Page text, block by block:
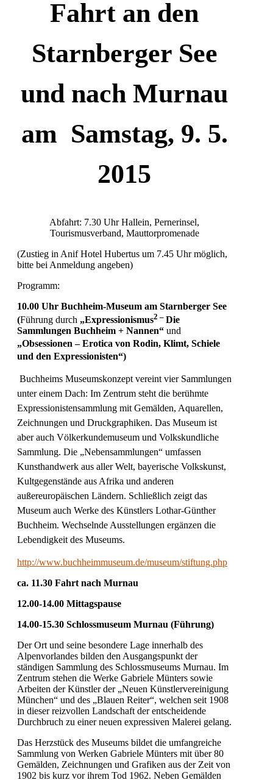
Fahrt an den
Starnberger See
und nach Murnau
am Samstag, 9. 5.
2015
Abfahrt: 7.30 Uhr Hallein, Pernerinsel,
Tourismusverband, Mauttorpromenade
(Zustieg in Anif Hotel Hubertus um 7.45 Uhr möglich,
bitte bei Anmeldung angeben)
Programm:
10.00 Uhr Buchheim-Museum am Starnberger See
(Führung durch „Expressionismus2 – Die
Sammlungen Buchheim + Nannen“ und
„Obsessionen –Erotica von Rodin, Klimt, Schiele
und den Expressionisten“)
Buchheims Museumskonzept vereint vier Sammlungen
unter einem Dach: Im Zentrum steht die berühmte
Expressionistensammlung mit Gemälden, Aquarellen,
Zeichnungen und Druckgraphiken. Das Museum ist
aber auch Völkerkundemuseum und Volkskundliche
Sammlung. Die „Nebensammlungen“ umfassen
Kunsthandwerk aus aller Welt, bayerische Volkskunst,
Kultgegenstände aus Afrika und anderen
außereuropäischen Ländern. Schließlich zeigt das
Museum auch Werke des Künstlers Lothar-Günther
Buchheim. Wechselnde Ausstellungen ergänzen die
Lebendigkeit des Museums.
http://www.buchheimmuseum.de/museum/stiftung.php
ca. 11.30 Fahrt nach Murnau
12.00-14.00 Mittagspause
14.00-15.30 Schlossmuseum Murnau (Führung)
Der Ort und seine besondere Lage innerhalb des
Alpenvorlandes bilden den Ausgangspunkt der
ständigen Sammlung des Schlossmuseums Murnau. Im
Zentrum stehen die Werke Gabriele Münters sowie
Arbeiten der Künstler der „Neuen Künstlervereinigung
München“ und des „Blauen Reiter“, welchen seit 1908
in dieser reizvollen Landschaft der entscheidende
Durchbruch zu einer neuen expressiven Malerei gelang.
Das Herzstück des Museums bildet die umfangreiche
Sammlung von Werken Gabriele Münters mit über 80
Gemälden, Zeichnungen und Grafiken aus der Zeit von
1902 bis kurz vor ihrem Tod 1962. Neben Gemälden